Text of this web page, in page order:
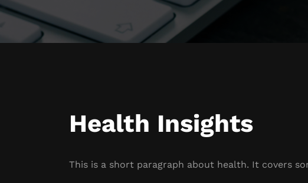
Health Insights
This is a short paragraph about health. It covers